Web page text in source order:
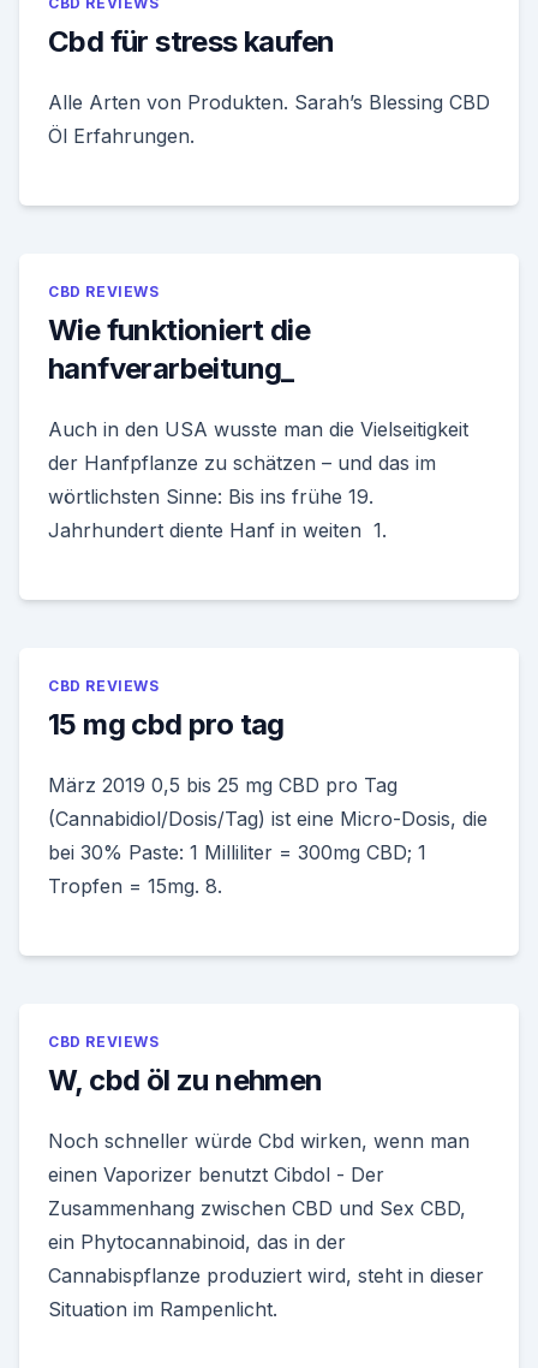
Cbd für stress kaufen
Alle Arten von Produkten. Sarah’s Blessing CBD
Öl Erfahrungen.
CBD REVIEWS
Wie funktioniert die
hanfverarbeitung_
Auch in den USA wusste man die Vielseitigkeit
der Hanfpflanze zu schätzen – und das im
wörtlichsten Sinne: Bis ins frühe 19.
Jahrhundert diente Hanf in weiten 1.
CBD REVIEWS
15 mg cbd pro tag
März 2019 0,5 bis 25 mg CBD pro Tag
(Cannabidiol/Dosis/Tag) ist eine Micro-Dosis, die
bei 30% Paste: 1 Milliliter = 300mg CBD; 1
Tropfen = 15mg. 8.
CBD REVIEWS
W, cbd öl zu nehmen
Noch schneller würde Cbd wirken, wenn man
einen Vaporizer benutzt Cibdol - Der
Zusammenhang zwischen CBD und Sex CBD,
ein Phytocannabinoid, das in der
Cannabispflanze produziert wird, steht in dieser
Situation im Rampenlicht.